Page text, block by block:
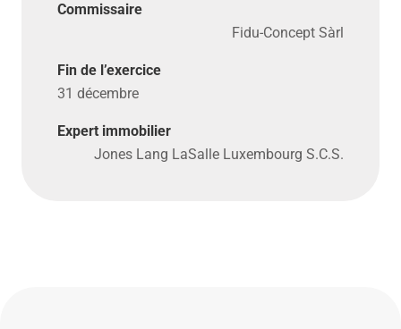
Commissaire
Fidu-Concept Sàrl
Fin de l’exercice
31 décembre
Expert immobilier
Jones Lang LaSalle Luxembourg S.C.S.